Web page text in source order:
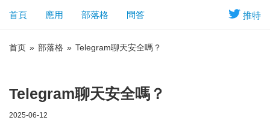
推特
首頁 應用 部落格 問答
首页 » 部落格 » Telegram聊天安全嗎？
Telegram聊天安全嗎？
2025-06-12